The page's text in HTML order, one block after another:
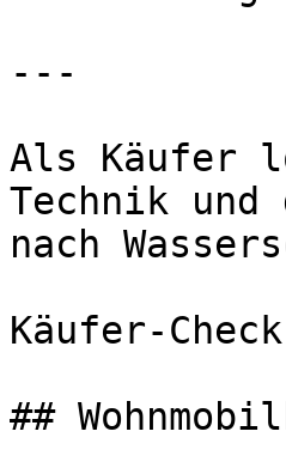
---
Als Käufer
Technik
nach
Käufer-Check
##